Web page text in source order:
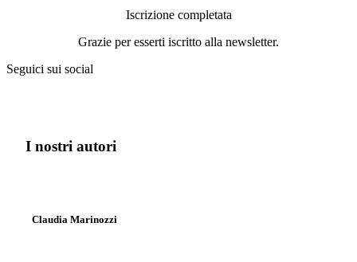
Iscrizione completata
Grazie per esserti iscritto alla newsletter.
Seguici sui social
I nostri autori
Claudia Marinozzi